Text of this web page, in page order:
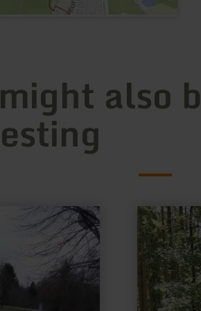
also
learn
more
about:
XXL-
Bank
Birresborn